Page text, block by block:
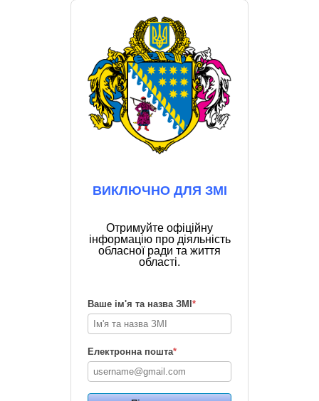
ВИКЛЮЧНО ДЛЯ ЗМІ
Отримуйте офіційну
інформацію про діяльність
обласної ради та життя
області.
Ваше ім'я та назва ЗМІ *
Електронна пошта*